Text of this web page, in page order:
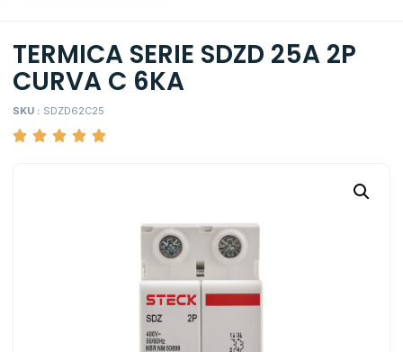
TERMICA SERIE SDZD 25A 2P
CURVA C 6KA
SKU : SDZD62C25